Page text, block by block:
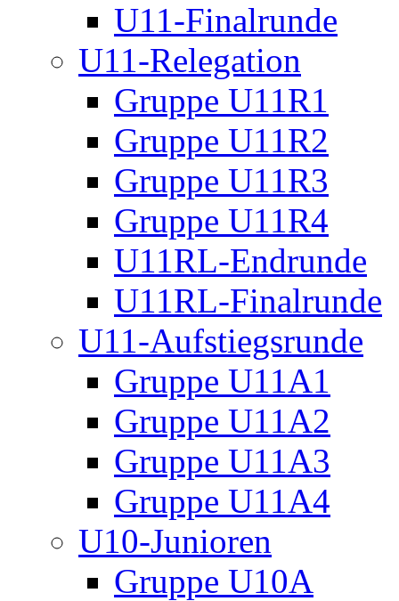
U11-Finalrunde
U11-Relegation
Gruppe U11R1
Gruppe U11R2
Gruppe U11R3
Gruppe U11R4
U11RL-Endrunde
U11RL-Finalrunde
U11-Aufstiegsrunde
Gruppe U11A1
Gruppe U11A2
Gruppe U11A3
Gruppe U11A4
U10-Junioren
Gruppe U10A